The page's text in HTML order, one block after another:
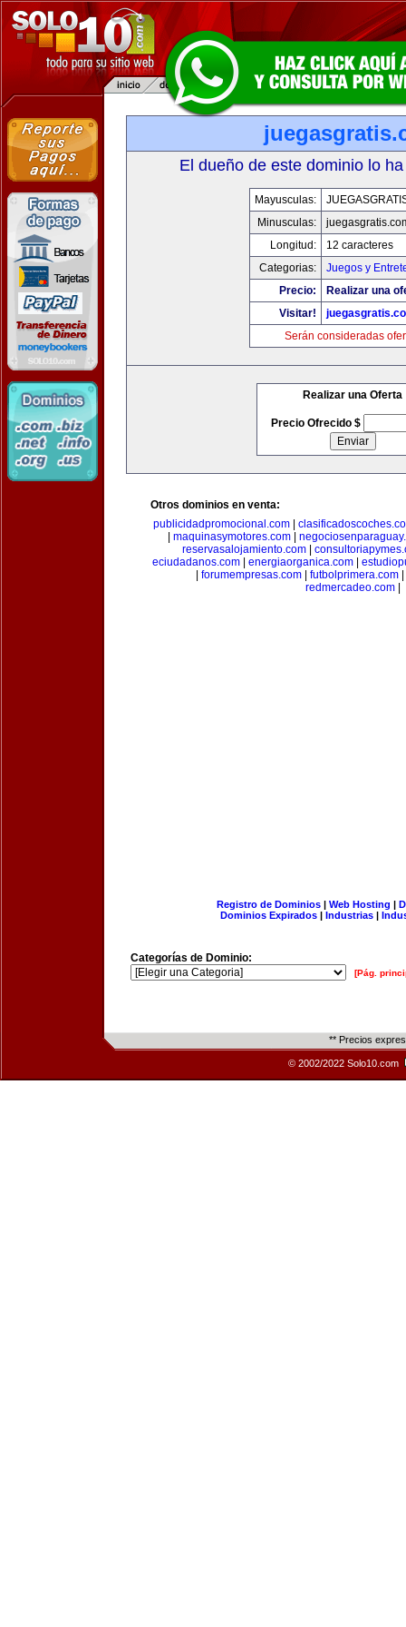
El dueño de este dominio lo
Mayusculas:
Minusculas:
Longitud:
12 caracteres
Categorias:
Juegos y
Precio:
Realizar una
Visitar!
Serán consideradas
Realizar una Oferta
Precio Ofrecido $
Otros dominios en venta:
publicidadpromocional.com|
maquinasymotores.com|
reservasalojamiento.com
eciudadanos.com| energiaorganica.com|
forumempresas.com futbolprimera.com
redmercadeo.com|
Registro de Dominios| Web Hosting |
Dominios Expirados | Industrias |
Categorías de Dominio:
[Pág.
** Precios
© 2002/2022 Solo10.com